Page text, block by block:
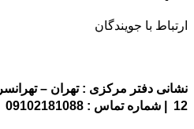
ارتباط با جویندگان
نشانی دفتر مرکزی : تهران –
12 | شماره تماس : 09102181088